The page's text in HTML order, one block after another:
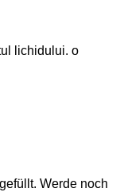
lichidului. o
Werde noch